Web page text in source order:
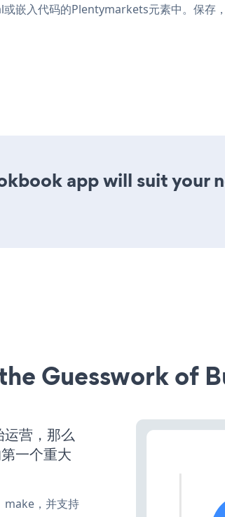
嵌入代码的Plentymarkets元素中。保存
app will suit your
Guesswork of
营，那么
一个重大
，并支持